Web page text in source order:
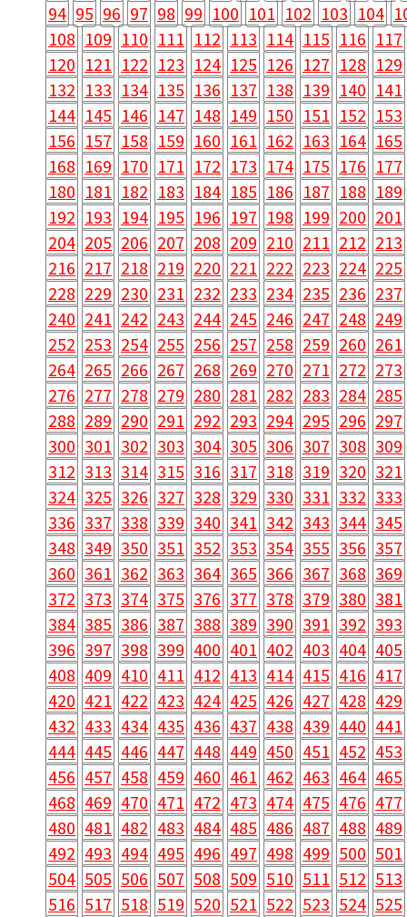
94 95 96 97 98 99 100 101 102 103 104
108 109 110 111 112 113 114 115 116 117
120 121 122 123 124 125 126 127 128 129
132 133 134 135 136 137 138 139 140 141
144 145 146 147 148 149 150 151 152 153
156 157 158 159 160 161 162 163 164 165
168 169 170 171 172 173 174 175 176 177
180 181 182 183 184 185 186 187 188 189
192 193 194 195 196 197 198 199 200 201
204 205 206 207 208 209 210 211 212 213
216 217 218 219 220 221 222 223 224 225
228 229 230 231 232 233 234 235 236 237
240 241 242 243 244 245 246 247 248 249
252 253 254 255 256 257 258 259 260 261
264 265 266 267 268 269 270 271 272 273
276 277 278 279 280 281 282 283 284 285
288 289 290 291 292 293 294 295 296 297
300 301 302 303 304 305 306 307 308 309
312 313 314 315 316 317 318 319 320 321
324 325 326 327 328 329 330 331 332 333
336 337 338 339 340 341 342 343 344 345
348 349 350 351 352 353 354 355 356 357
360 361 362 363 364 365 366 367 368 369
372 373 374 375 376 377 378 379 380 381
384 385 386 387 388 389 390 391 392 393
396 397 398 399 400 401 402 403 404 405
408 409 410 411 412 413 414 415 416 417
420 421 422 423 424 425 426 427 428 429
432 433 434 435 436 437 438 439 440 441
444 445 446 447 448 449 450 451 452 453
456 457 458 459 460 461 462 463 464 465
468 469 470 471 472 473 474 475 476 477
480 481 482 483 484 485 486 487 488 489
492 493 494 495 496 497 498 499 500 501
504 505 506 507 508 509 510 511 512 513
516 517 518 519 520 521 522 523 524 525